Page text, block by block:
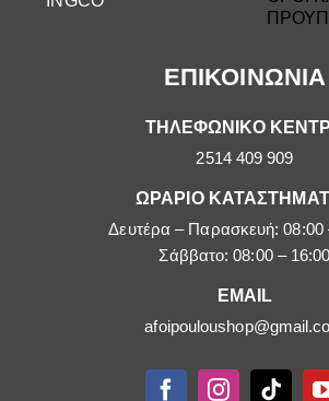
ΕΠΙΚΟΙΝΩΝΙΑ
ΤΗΛΕΦΩΝΙΚΟ
2514 409 909
ΩΡΑΡΙΟ
Δευτέρα – Παρασκευή: 08:00
Σάββατο: 08:00 – 16:00
EMAIL